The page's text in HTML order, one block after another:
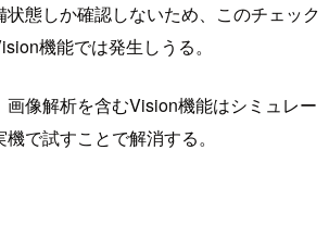
状態しか確認しないため、このチェック
機能では発生しうる。
像解析を含むVision機能はシミュレー
で試すことで解消する。